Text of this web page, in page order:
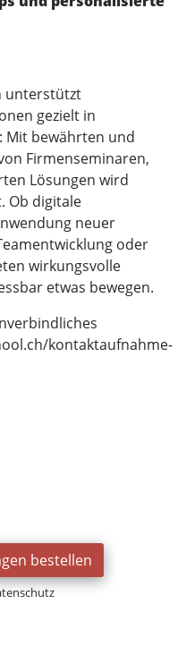
unterstützt
gezielt in
Mit bewährten und
Firmenseminaren,
Lösungen wird
Ob digitale
neuer
oder
wirkungsvolle
etwas bewegen.
kontaktaufnahme-
bestellen